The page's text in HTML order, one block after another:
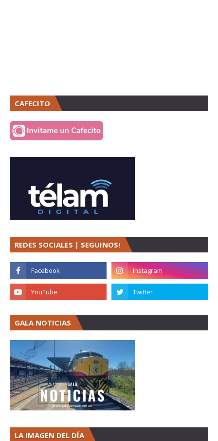
CAFECITO
REDES SOCIALES | SEGUINOS!
GALA NOTICIAS
LA IMAGEN DEL DÍA